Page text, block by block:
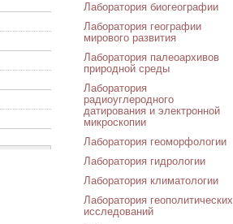
Лаборатория биогеографии
Лаборатория географии
мирового развития
Лаборатория палеоархивов
природной среды
Лаборатория
радиоуглеродного
датирования и электронной
микроскопии
Лаборатория геоморфологии
Лаборатория гидрологии
Лаборатория климатологии
Лаборатория геополитических
исследований